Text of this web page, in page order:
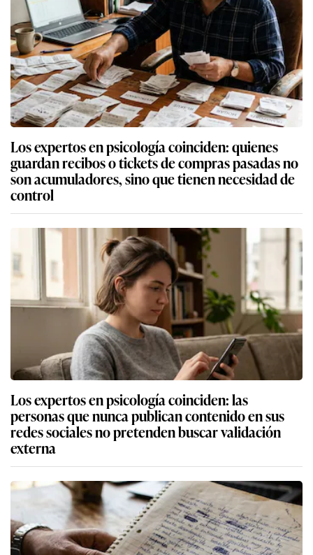
Los expertos en psicología coinciden: quienes
guardan recibos o tickets de compras pasadas no
son acumuladores, sino que tienen necesidad de
control
Los expertos en psicología coinciden: las
personas que nunca publican contenido en sus
redes sociales no pretenden buscar validación
externa